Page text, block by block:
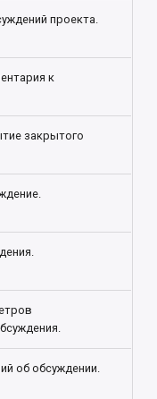
проекта.
к
закрытого
об обсуждении.